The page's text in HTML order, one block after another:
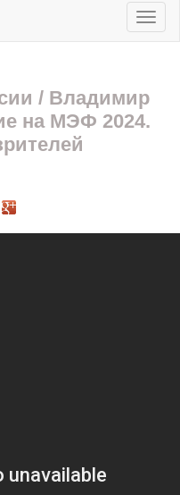
/ Владимир
на МЭФ 2024.